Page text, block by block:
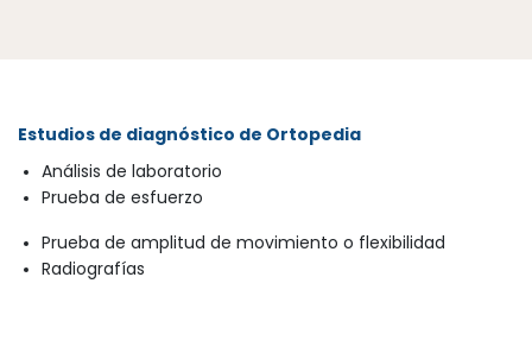
Estudios de diagnóstico de Ortopedia
Análisis de laboratorio
Prueba de esfuerzo
Prueba de amplitud de movimiento o flexibilidad
Radiografías